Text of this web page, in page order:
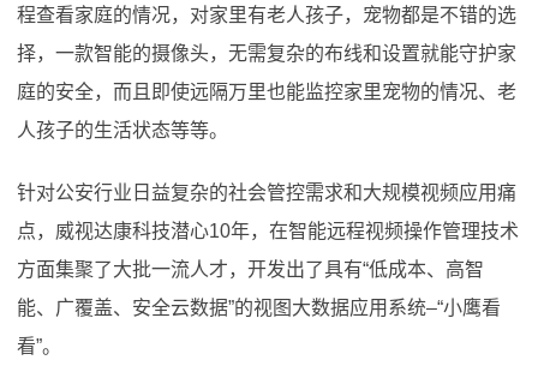
程查看家庭的情况，对家里有老人孩子，宠物都是不错的选
择，一款智能的摄像头，无需复杂的布线和设置就能守护家
庭的安全，而且即使远隔万里也能监控家里宠物的情况、老
人孩子的生活状态等等。
针对公安行业日益复杂的社会管控需求和大规模视频应用痛
点，威视达康科技潜心10年，在智能远程视频操作管理技术
方面集聚了大批一流人才，开发出了具有“低成本、高智
能、广覆盖、安全云数据”的视图大数据应用系统–“小鹰看
看”。